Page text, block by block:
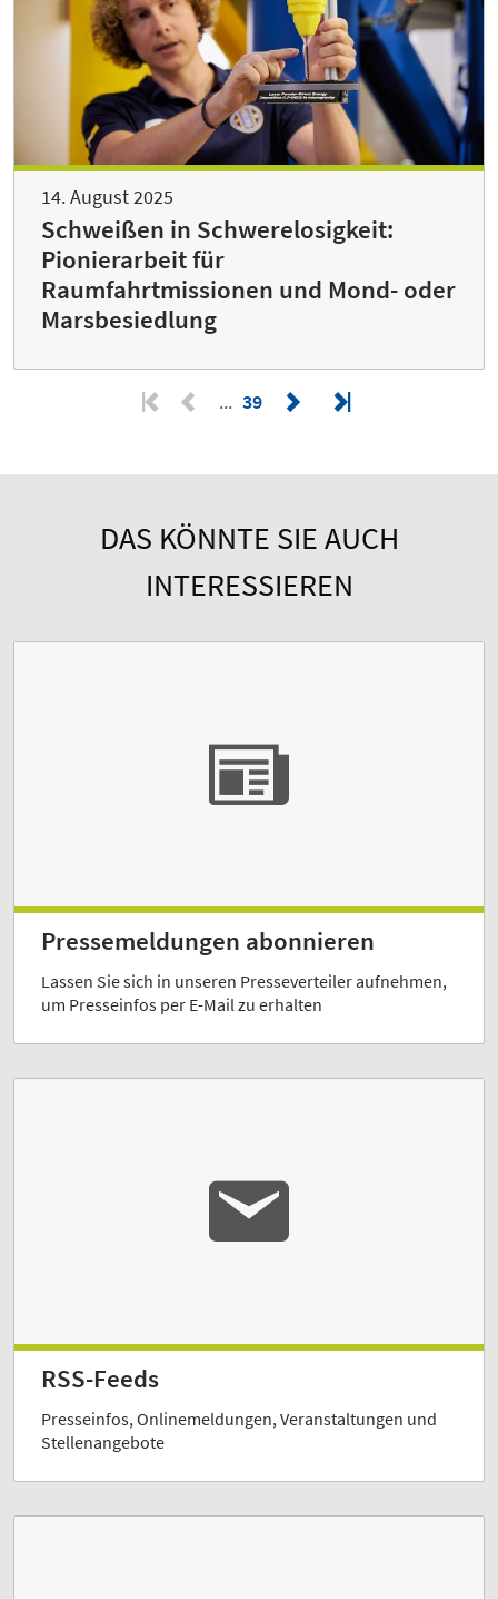
14. August 2025
Schweißen in Schwerelosigkeit:
Pionierarbeit für
Raumfahrtmissionen und Mond- oder
Marsbesiedlung
39
DAS KÖNNTE SIE AUCH
INTERESSIEREN
Pressemeldungen abonnieren
Lassen Sie sich in unseren Presseverteiler aufnehmen,
um Presseinfos per E-Mail zu erhalten
RSS-Feeds
Presseinfos, Onlinemeldungen, Veranstaltungen und
Stellenangebote